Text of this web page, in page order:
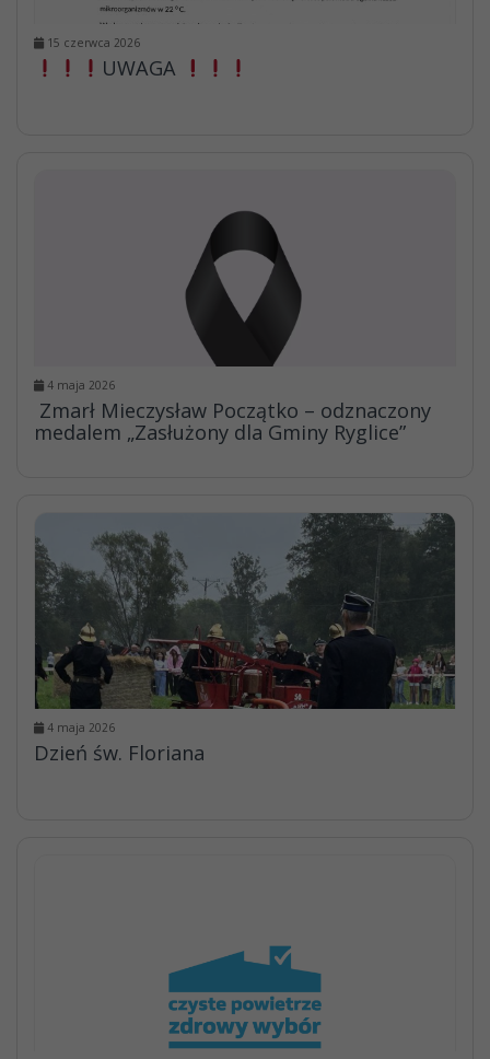
15 czerwca 2026
UWAGA
4 maja 2026
Zmarł Mieczysław Początko – odznaczony
medalem „Zasłużony dla Gminy Ryglice”
4 maja 2026
Dzień św. Floriana